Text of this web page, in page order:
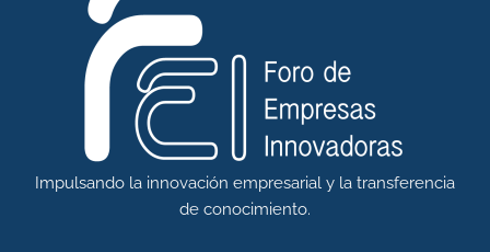
Impulsando la innovación empresarial y la transferencia
de conocimiento.